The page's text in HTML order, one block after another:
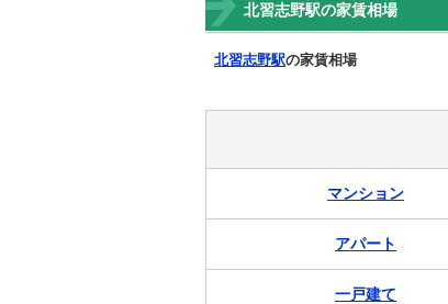
北習志野駅の家賃相場
北習志野駅の家賃相場
マンション
アパート
一戸建て